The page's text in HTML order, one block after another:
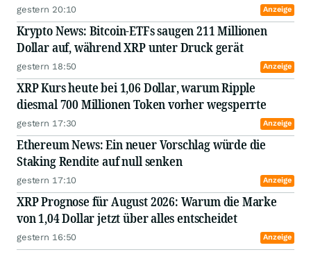
gestern 20:10 Anzeige
Krypto News: Bitcoin-ETFs saugen 211 Millionen
Dollar auf, während XRP unter Druck gerät
gestern 18:50 Anzeige
XRP Kurs heute bei 1,06 Dollar, warum Ripple
diesmal 700 Millionen Token vorher wegsperrte
gestern 17:30 Anzeige
Ethereum News: Ein neuer Vorschlag würde die
Staking Rendite auf null senken
gestern 17:10 Anzeige
XRP Prognose für August 2026: Warum die Marke
von 1,04 Dollar jetzt über alles entscheidet
gestern 16:50 Anzeige